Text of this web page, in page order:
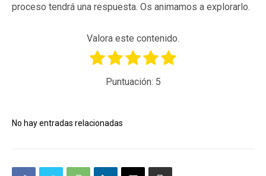
proceso tendrá una respuesta. Os animamos a explorarlo.
Valora este contenido.
Puntuación: 5
No hay entradas relacionadas